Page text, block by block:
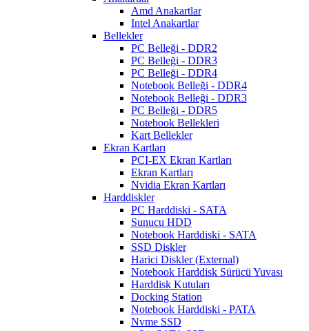
Amd Anakartlar
Intel Anakartlar
Bellekler
PC Belleği - DDR2
PC Belleği - DDR3
PC Belleği - DDR4
Notebook Belleği - DDR4
Notebook Belleği - DDR3
PC Belleği - DDR5
Notebook Bellekleri
Kart Bellekler
Ekran Kartları
PCI-EX Ekran Kartları
Ekran Kartları
Nvidia Ekran Kartları
Harddiskler
PC Harddiski - SATA
Sunucu HDD
Notebook Harddiski - SATA
SSD Diskler
Harici Diskler (External)
Notebook Harddisk Sürücü Yuvası
Harddisk Kutuları
Docking Station
Notebook Harddiski - PATA
Nvme SSD